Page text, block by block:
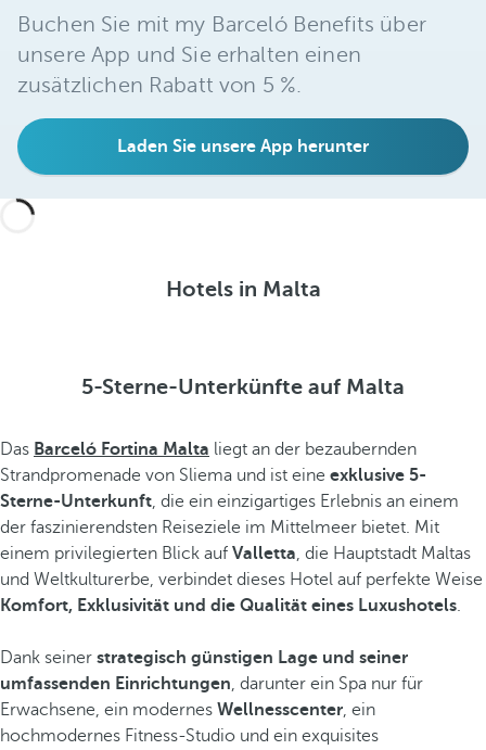
Buchen Sie mit my Barceló Benefits über
unsere App und Sie erhalten einen
zusätzlichen Rabatt von 5 %.
Laden Sie unsere App herunter
Hotels in Malta
5-Sterne-Unterkünfte auf Malta
Das Barceló Fortina Malta liegt an der bezaubernden
Strandpromenade von Sliema und ist eine exklusive 5-
Sterne-Unterkunft, die ein einzigartiges Erlebnis an einem
der faszinierendsten Reiseziele im Mittelmeer bietet. Mit
einem privilegierten Blick auf Valletta, die Hauptstadt Maltas
und Weltkulturerbe, verbindet dieses Hotel auf perfekte Weise
Komfort, Exklusivität und die Qualität eines Luxushotels.
Dank seiner strategisch günstigen Lage und seiner
umfassenden Einrichtungen, darunter ein Spa nur für
Erwachsene, ein modernes Wellnesscenter, ein
hochmodernes Fitness-Studio und ein exquisites